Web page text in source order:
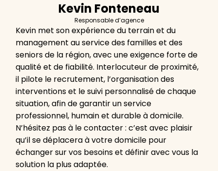
Kevin Fonteneau
Responsable d’agence
Kevin met son expérience du terrain et du
management au service des familles et des
seniors de la région, avec une exigence forte de
qualité et de fiabilité. Interlocuteur de proximité,
il pilote le recrutement, l’organisation des
interventions et le suivi personnalisé de chaque
situation, afin de garantir un service
professionnel, humain et durable à domicile.
N’hésitez pas à le contacter : c’est avec plaisir
qu’il se déplacera à votre domicile pour
échanger sur vos besoins et définir avec vous la
solution la plus adaptée.